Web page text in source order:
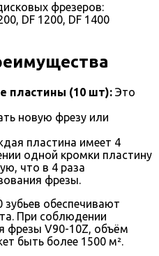
фрезеров:
DF 1200, DF 1400
пластины (10 шт): Это
новую фрезу или
пластина имеет 4
одной кромки пластину
что в 4 раза
фрезы.
зубьев обеспечивают
При соблюдении
фрезы V90-10Z, объём
быть более 1500 м².